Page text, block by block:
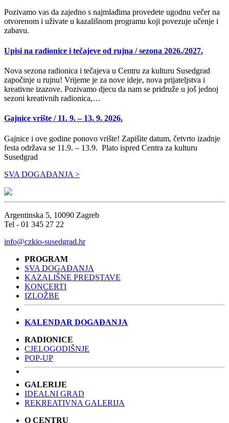
Pozivamo vas da zajedno s najmlađima provedete ugodnu večer na
otvorenom i uživate u kazališnom programu koji povezuje učenje i
zabavu.
Upisi na radionice i tečajeve od rujna / sezona 2026./2027.
Nova sezona radionica i tečajeva u Centru za kulturu Susedgrad
započinje u rujnu! Vrijeme je za nove ideje, nova prijateljstva i
kreativne izazove. Pozivamo djecu da nam se pridruže u još jednoj
sezoni kreativnih radionica,…
Gajnice vrište / 11. 9. – 13. 9. 2026.
Gajnice i ove godine ponovo vrište! Zapišite datum, četvrto izadnje
festa održava se 11.9. – 13.9. Plato ispred Centra za kulturu
Susedgrad
SVA DOGAĐANJA >
Argentinska 5, 10090 Zagreb
Tel - 01 345 27 22
info@czkio-susedgrad.hr
PROGRAM
SVA DOGAĐANJA
KAZALIŠNE PREDSTAVE
KONCERTI
IZLOŽBE
KALENDAR DOGAĐANJA
RADIONICE
CJELOGODIŠNJE
POP-UP
GALERIJE
IDEALNI GRAD
REKREATIVNA GALERIJA
O CENTRU